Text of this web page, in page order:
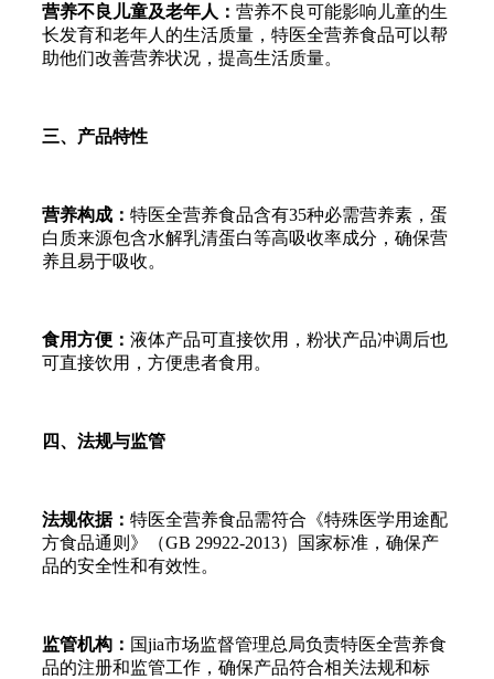
营养不良儿童及老年人： 营养不良可能影响儿童的生
长发育和老年人的生活质量，特医全营养食品可以帮
助他们改善营养状况，提高生活质量。
三、产品特性
营养构成： 特医全营养食品含有35种必需营养素，蛋
白质来源包含水解乳清蛋白等高吸收率成分，确保营
养且易于吸收。
食用方便： 液体产品可直接饮用，粉状产品冲调后也
可直接饮用，方便患者食用。
四、法规与监管
法规依据： 特医全营养食品需符合《特殊医学用途配
方食品通则》（GB 29922-2013）国家标准，确保产
品的安全性和有效性。
监管机构： 国jia市场监督管理总局负责特医全营养食
品的注册和监管工作，确保产品符合相关法规和标